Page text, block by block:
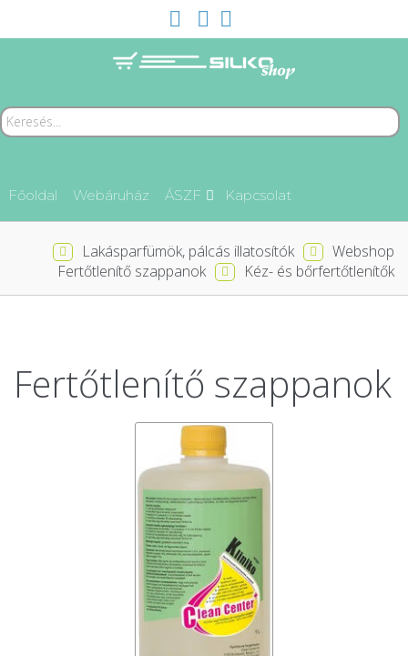
Főoldal Webáruház ÁSZF Kapcsolat
Webshop
Lakásparfümök, pálcás illatosítók
Kéz- és bőrfertőtlenítők
Fertőtlenítő szappanok
Fertőtlenítő szappanok